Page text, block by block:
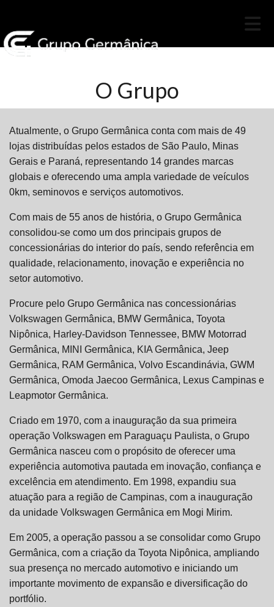
O Grupo
Atualmente, o Grupo Germânica conta com mais de 49
lojas distribuídas pelos estados de São Paulo, Minas
Gerais e Paraná, representando 14 grandes marcas
globais e oferecendo uma ampla variedade de veículos
0km, seminovos e serviços automotivos.
Com mais de 55 anos de história, o Grupo Germânica
consolidou-se como um dos principais grupos de
concessionárias do interior do país, sendo referência em
qualidade, relacionamento, inovação e experiência no
setor automotivo.
Procure pelo Grupo Germânica nas concessionárias
Volkswagen Germânica, BMW Germânica, Toyota
Nipônica, Harley-Davidson Tennessee, BMW Motorrad
Germânica, MINI Germânica, KIA Germânica, Jeep
Germânica, RAM Germânica, Volvo Escandinávia, GWM
Germânica, Omoda Jaecoo Germânica, Lexus Campinas e
Leapmotor Germânica.
Criado em 1970, com a inauguração da sua primeira
operação Volkswagen em Paraguaçu Paulista, o Grupo
Germânica nasceu com o propósito de oferecer uma
experiência automotiva pautada em inovação, confiança e
excelência em atendimento. Em 1998, expandiu sua
atuação para a região de Campinas, com a inauguração
da unidade Volkswagen Germânica em Mogi Mirim.
Em 2005, a operação passou a se consolidar como Grupo
Germânica, com a criação da Toyota Nipônica, ampliando
sua presença no mercado automotivo e iniciando um
importante movimento de expansão e diversificação do
portfólio.